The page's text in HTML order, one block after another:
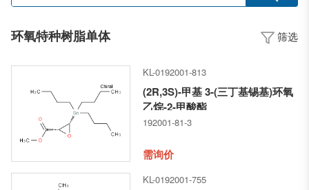
环氧特种树脂单体 筛选
KL-0192001-813
(2R,3S)-甲基 3-(三丁基锡基)环氧
乙烷-2-甲酸酯
192001-81-3
需询价
KL-0192001-755